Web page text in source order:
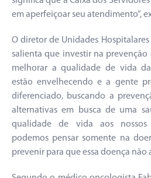
em aperfeiçoar seu atendimento”,
O diretor de Unidades Hospitalares
salienta que investir na
melhorar a qualidade de vida da
estão envelhecendo e a gente
diferenciado, buscando a
alternativas em busca de uma
qualidade de vida aos nossos
podemos pensar somente na
prevenir para que essa doença não